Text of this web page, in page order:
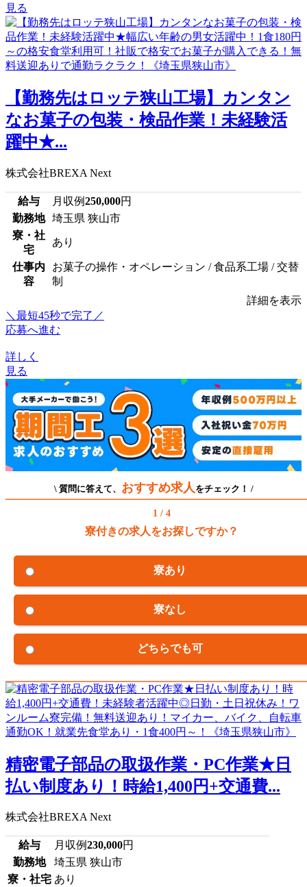
見る
【勤務先はロッテ狭山工場】カンタン
なお菓子の包装・検品作業！未経験活
躍中★...
株式会社BREXA Next
給与 月収例250,000円
勤務地
埼玉県 狭山市
寮・社
宅
あり
仕事内
容
お菓子の操作・オペレーション / 食品系工場 / 交替
制
詳細を表示
＼最短45秒で完了／
応募へ進む
詳しく
見る
\ 質問に答えて、 おすすめ求人 をチェック！ /
1 / 4
寮付きの求人をお探しですか？
寮あり
寮なし
どちらでも可
精密電子部品の取扱作業・PC作業★日
払い制度あり！時給1,400円+交通費...
株式会社BREXA Next
給与 月収例230,000円
勤務地
埼玉県 狭山市
寮・社宅 あり